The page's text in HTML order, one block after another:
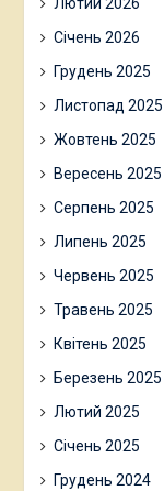
Лютий 2026
Січень 2026
Грудень 2025
Листопад 2025
Жовтень 2025
Вересень 2025
Серпень 2025
Липень 2025
Червень 2025
Травень 2025
Квітень 2025
Березень 2025
Лютий 2025
Січень 2025
Грудень 2024